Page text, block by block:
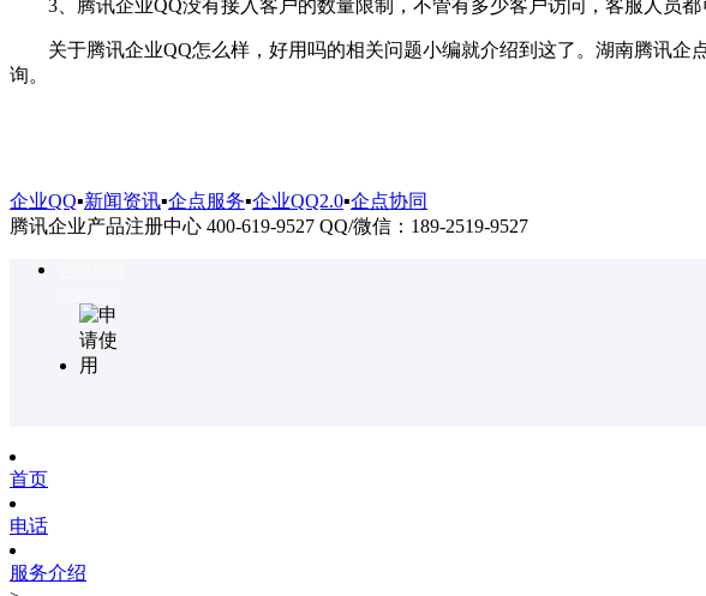
3、腾讯企业QQ没有接入客户的数量限制，不管有多少客户访问，客服人员都
关于腾讯企业QQ怎么样，好用吗的相关问题小编就介绍到这了。湖南腾讯企
询。
企业QQ▪新闻资讯▪企点服务▪企业QQ2.0▪企点协同
腾讯企业产品注册中心 400-619-9527 QQ/微信：189-2519-9527
首页
电话
服务介绍